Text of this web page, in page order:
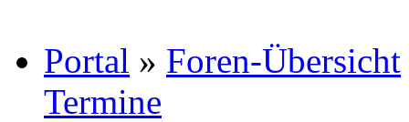
Portal » Foren-Übersicht
Termine